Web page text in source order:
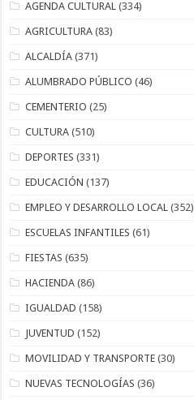
AGENDA CULTURAL (334)
AGRICULTURA (83)
ALCALDÍA (371)
ALUMBRADO PÚBLICO (46)
CEMENTERIO (25)
CULTURA (510)
DEPORTES (331)
EDUCACIÓN (137)
EMPLEO Y DESARROLLO LOCAL (352)
ESCUELAS INFANTILES (61)
FIESTAS (635)
HACIENDA (86)
IGUALDAD (158)
JUVENTUD (152)
MOVILIDAD Y TRANSPORTE (30)
NUEVAS TECNOLOGÍAS (36)